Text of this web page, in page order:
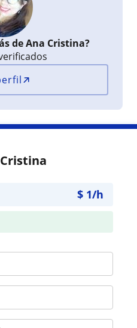
de Ana Cristina?
$ 1/h